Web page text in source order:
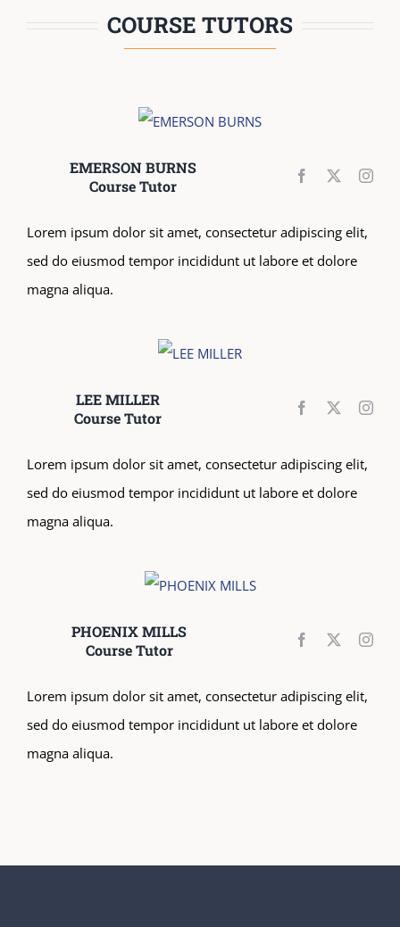
COURSE TUTORS
EMERSON BURNS
Course Tutor
Lorem ipsum dolor sit amet, consectetur adipiscing elit,
sed do eiusmod tempor incididunt ut labore et dolore
magna aliqua.
LEE MILLER
Course Tutor
Lorem ipsum dolor sit amet, consectetur adipiscing elit,
sed do eiusmod tempor incididunt ut labore et dolore
magna aliqua.
PHOENIX MILLS
Course Tutor
Lorem ipsum dolor sit amet, consectetur adipiscing elit,
sed do eiusmod tempor incididunt ut labore et dolore
magna aliqua.